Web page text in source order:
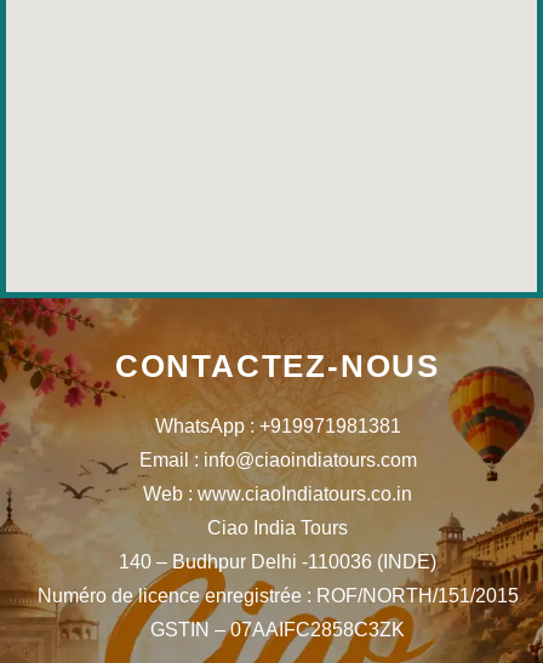
CONTACTEZ-NOUS
WhatsApp : +919971981381
Email : info@ciaoindiatours.com
Web : www.ciaoIndiatours.co.in
Ciao India Tours
140 – Budhpur Delhi -110036 (INDE)
Numéro de licence enregistrée : ROF/NORTH/151/2015
GSTIN – 07AAIFC2858C3ZK